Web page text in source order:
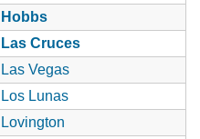
Hobbs
Las Cruces
Las Vegas
Los Lunas
Lovington